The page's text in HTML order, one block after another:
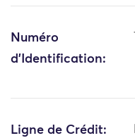
Numéro
d'Identification:
Ligne de Crédit: